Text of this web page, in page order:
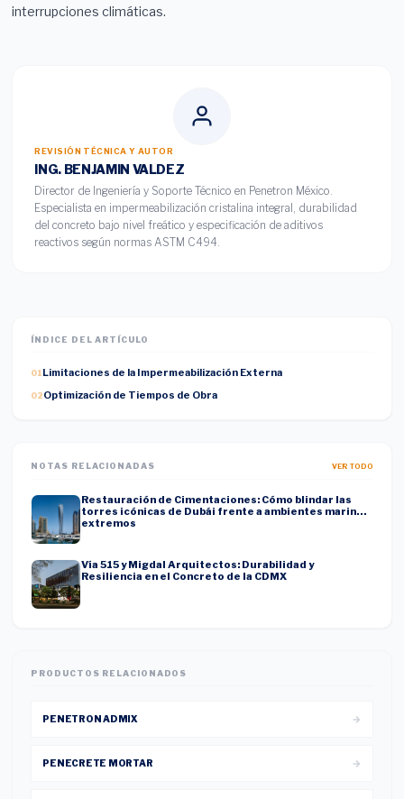
interrupciones climáticas.
REVISIÓN TÉCNICA Y AUTOR
ING. BENJAMIN VALDEZ
Director de Ingeniería y Soporte Técnico en Penetron México.
Especialista en impermeabilización cristalina integral, durabilidad
del concreto bajo nivel freático y especificación de aditivos
reactivos según normas ASTM C494.
ÍNDICE DEL ARTÍCULO
01Limitaciones de la Impermeabilización Externa
02Optimización de Tiempos de Obra
NOTAS RELACIONADAS VER TODO
Restauración de Cimentaciones: Cómo blindar las
torres icónicas de Dubái frente a ambientes marinos
extremos
Vía 515 y Migdal Arquitectos: Durabilidad y
Resiliencia en el Concreto de la CDMX
PRODUCTOS RELACIONADOS
PENETRON ADMIX
PENECRETE MORTAR